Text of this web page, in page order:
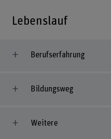
Lebenslauf
Berufserfahrung
Bildungsweg
Weitere